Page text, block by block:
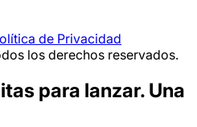
de Privacidad
los derechos reservados.
para lanzar. Una